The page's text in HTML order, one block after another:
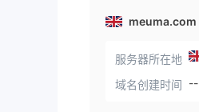
meuma.com
服务器所在地
域名创建时间 --